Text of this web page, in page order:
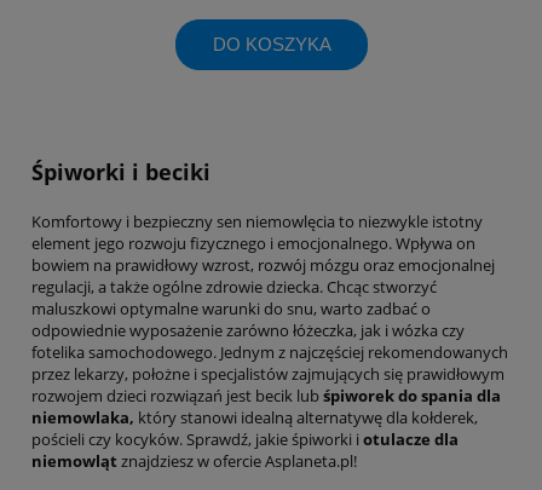
DO KOSZYKA
Śpiworki i beciki
Komfortowy i bezpieczny sen niemowlęcia to niezwykle istotny
element jego rozwoju fizycznego i emocjonalnego. Wpływa on
bowiem na prawidłowy wzrost, rozwój mózgu oraz emocjonalnej
regulacji, a także ogólne zdrowie dziecka. Chcąc stworzyć
maluszkowi optymalne warunki do snu, warto zadbać o
odpowiednie wyposażenie zarówno łóżeczka, jak i wózka czy
fotelika samochodowego. Jednym z najczęściej rekomendowanych
przez lekarzy, położne i specjalistów zajmujących się prawidłowym
rozwojem dzieci rozwiązań jest becik lubśpiworek do spania dla
niemowlaka, który stanowi idealną alternatywę dla kołderek,
pościeli czy kocyków. Sprawdź, jakie śpiworki i otulacze dla
niemowląt znajdziesz w ofercie Asplaneta.pl!